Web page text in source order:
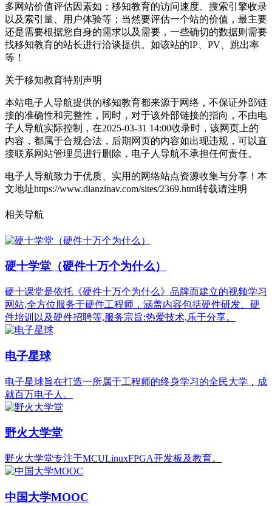
多网站价值评估因素如：移知教育的访问速度、搜索引擎收录
以及索引量、用户体验等；当然要评估一个站的价值，最主要
还是需要根据您自身的需求以及需要，一些确切的数据则需要
找移知教育的站长进行洽谈提供。如该站的IP、PV、跳出率
等！
关于移知教育特别声明
本站电子人导航提供的移知教育都来源于网络，不保证外部链
接的准确性和完整性，同时，对于该外部链接的指向，不由电
子人导航实际控制，在2025-03-31 14:00收录时，该网页上的
内容，都属于合规合法，后期网页的内容如出现违规，可以直
接联系网站管理员进行删除，电子人导航不承担任何责任。
电子人导航致力于优质、实用的网络站点资源收集与分享！ 本
文地址https://www.dianzinav.com/sites/2369.html转载请注明
相关导航
硬十学堂（硬件十万个为什么）
硬十课堂是依托《硬件十万个为什么》品牌而建立的视频学习
网站,全方位服务于硬件工程师，涵盖内容包括硬件研发、硬
件培训以及硬件招聘等,服务宗旨:热爱技术,乐于分享。
电子星球
电子星球旨在打造一所属于工程师的终身学习的全民大学，成
就百万电子人。
野火大学堂
野火大学堂专注于MCULinuxFPGA开发板及教育。
中国大学MOOC